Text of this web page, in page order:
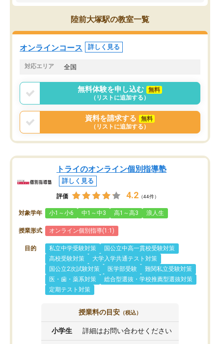
講師の方との距離も近く、親身なコー
チングのおかげで、停滞期もモチベー
ションを維持できました。「やらされ
る勉強」から「目標のための勉強」へ
意識が変わったことが、目標校への合
身につきました。結果と
た英語の偏差値が10以上
していた公立高校に無事
た。自分から学ぶ姿勢を
陸前大塚駅の教室一覧
オンラインコース 詳しく見る
対応エリア 全国
無料体験を申し込む
無料
（リストに追加する）
資料を請求する
無料
（リストに追加する）
トライのオンライン個別指導塾
詳しく見る
評価 4.2 （44件）
対象学年 小1～小6 中1～中3 高1～高3 浪人生
授業形式 オンライン個別指導(1:1)
目的 私立中学受験対策
国公立中高一貫校受験対策
高校受験対策
大学入学共通テスト対策
国公立2次試験対策
医学部受験
難関私立受験対策
医・歯・薬系対策
総合型選抜・学校推薦型選抜対策
定期テスト対策
授業料の目安 （税込）
小学生 詳細はお問い合わせください